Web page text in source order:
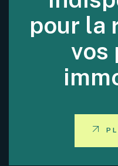
pour la
vos